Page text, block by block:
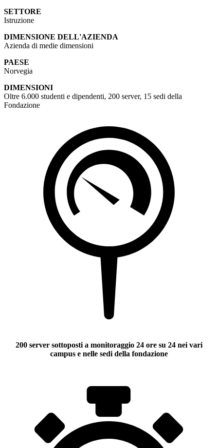
SETTORE
Istruzione
DIMENSIONE DELL'AZIENDA
Azienda di medie dimensioni
PAESE
Norvegia
DIMENSIONI
Oltre 6.000 studenti e dipendenti, 200 server, 15 sedi della
Fondazione
200 server sottoposti a monitoraggio 24 ore su 24 nei vari
campus e nelle sedi della fondazione